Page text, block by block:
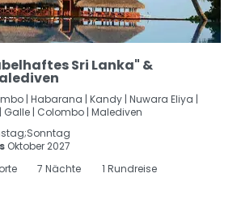
Sri Lanka" &
| Habarana | Kandy | Nuwara Eliya |
Galle | Colombo | Malediven
Oktober 2027
7 Nächte
1 Rundreise